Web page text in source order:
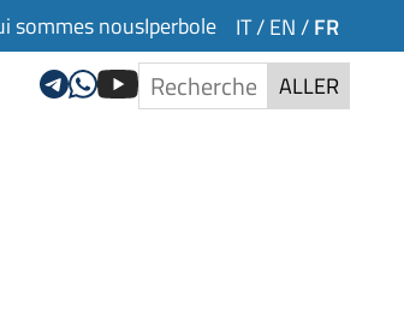
sommes nousIperbole IT/ EN / FR
ALLER